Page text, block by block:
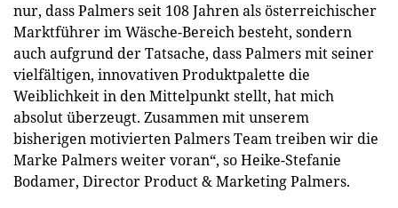
nur, dass Palmers seit 108 Jahren als österreichischer
Marktführer im Wäsche-Bereich besteht, sondern
auch aufgrund der Tatsache, dass Palmers mit seiner
vielfältigen, innovativen Produktpalette die
Weiblichkeit in den Mittelpunkt stellt, hat mich
absolut überzeugt. Zusammen mit unserem
bisherigen motivierten Palmers Team treiben wir die
Marke Palmers weiter voran“, so Heike-Stefanie
Bodamer, Director Product & Marketing Palmers.